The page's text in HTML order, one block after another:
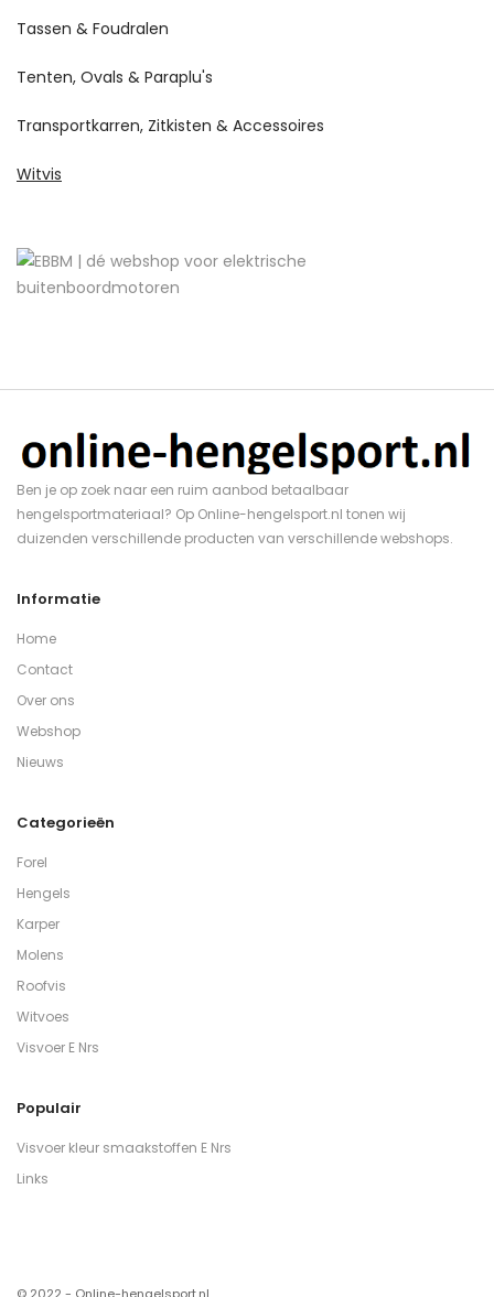
Tassen & Foudralen
Tenten, Ovals & Paraplu's
Transportkarren, Zitkisten & Accessoires
Witvis
Ben je op zoek naar een ruim aanbod betaalbaar
hengelsportmateriaal? Op Online-hengelsport.nl tonen wij
duizenden verschillende producten van verschillende webshops.
Informatie
Home
Contact
Over ons
Webshop
Nieuws
Categorieën
Forel
Hengels
Karper
Molens
Roofvis
Witvoes
Visvoer E Nrs
Populair
Visvoer kleur smaakstoffen E Nrs
Links